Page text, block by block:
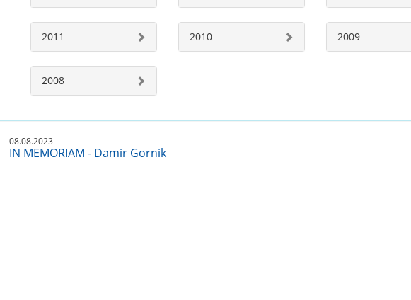
2011 2010 2009
2008
08.08.2023
IN MEMORIAM - Damir Gornik